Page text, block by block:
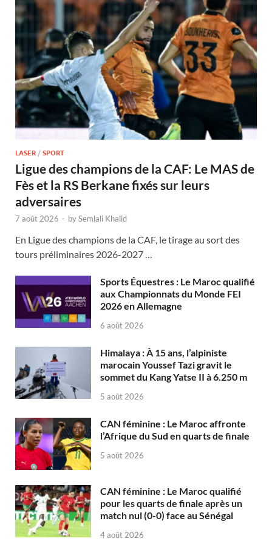
LASER / SPORT
Ligue des champions de la CAF: Le MAS de
Fès et la RS Berkane fixés sur leurs
adversaires
7 août 2026 - bySemlali Khalid
En Ligue des champions de la CAF, le tirage au sort des
tours préliminaires 2026-2027 …
Sports Équestres : Le Maroc qualifié
aux Championnats du Monde FEI
2026 en Allemagne
6 août 2026
Himalaya : À 15 ans, l’alpiniste
marocain Youssef Tazi gravit le
sommet du Kang Yatse II à 6.250 m
5 août 2026
CAN féminine : Le Maroc affronte
l’Afrique du Sud en quarts de finale
5 août 2026
CAN féminine : Le Maroc qualifié
pour les quarts de finale après un
match nul (0-0) face au Sénégal
4 août 2026